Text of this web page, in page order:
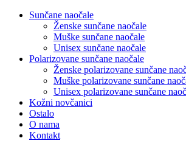
Sunčane naočale
Ženske sunčane naočale
Muške sunčane naočale
Unisex sunčane naočale
Polarizovane sunčane naočale
Ženske polarizovane sunčane
Muške polarizovane sunčane
Unisex polarizovane sunčane
Kožni novčanici
Ostalo
O nama
Kontakt